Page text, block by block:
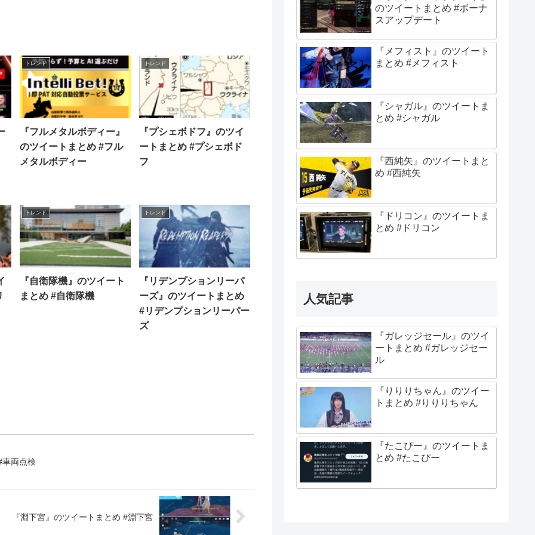
トレンド
『フルメタルボディー』
のツイートまとめ #フル
メタルボディー
トレンド
『プシェボドフ』のツイ
ートまとめ #プシェボド
フ
トレンド
『自衛隊機』のツイート
まとめ #自衛隊機
トレンド
『リデンプションリーパ
ーズ』のツイートまとめ
#リデンプションリーパー
ズ
両点検
『淵下宮』のツイートまとめ #淵下宮
のツイートまとめ #ボーナ
スアップデート
『メフィスト』のツイート
まとめ #メフィスト
『シャガル』のツイートま
とめ #シャガル
『西純矢』のツイートまと
め #西純矢
『ドリコン』のツイートま
とめ #ドリコン
人気記事
『ガレッジセール』のツイ
ートまとめ #ガレッジセー
ル
『りりりちゃん』のツイー
トまとめ #りりりちゃん
『たこぴー』のツイートま
とめ #たこぴー